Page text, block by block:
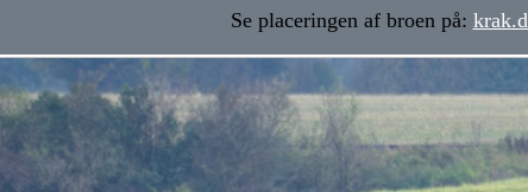
Se placeringen af broen på: